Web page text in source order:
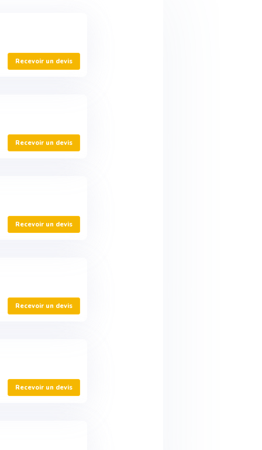
Recevoir un devis
Recevoir un devis
Recevoir un devis
Recevoir un devis
Recevoir un devis